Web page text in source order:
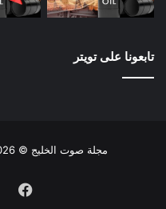
تابعونا على تويتر
مجلة صوت الخليج © 2026، جميع الحقوق محفوظة |